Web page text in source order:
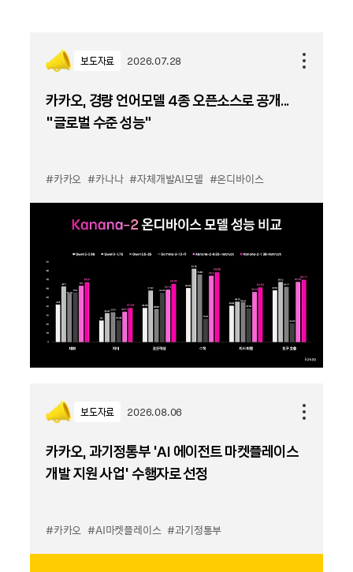
보도자료 2026.07.28
카카오, 경량 언어모델 4종 오픈소스로 공개...
“글로벌 수준 성능”
#카카오 #카나나 #자체개발AI모델 #온디바이스
보도자료 2026.08.06
카카오, 과기정통부 ‘AI 에이전트 마켓플레이스
개발 지원 사업’ 수행자로 선정
#카카오 #AI마켓플레이스 #과기정통부